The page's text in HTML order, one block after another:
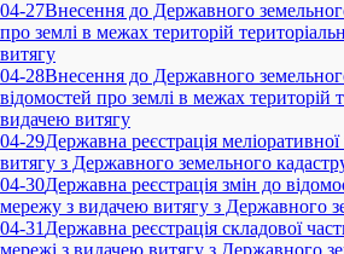
04-27Внесення до Державного
про землі в межах територій
витягу
04-28Внесення до Державного
відомостей про землі в межах територій
видачею витягу
04-29Державна реєстрація
витягу з Державного земельного
04-30Державна реєстрація змін до
мережу з видачею витягу з Державного
04-31 Державна реєстрація складової
мережі з видачею витягу з Державного